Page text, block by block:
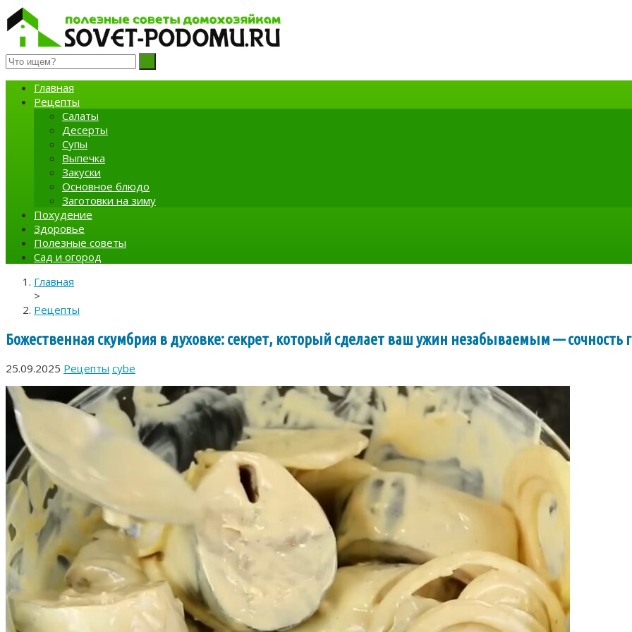
Полезные советы домохозяйкам
Главная
Рецепты
Салаты
Десерты
Супы
Выпечка
Закуски
Основное блюдо
Заготовки на зиму
Похудение
Здоровье
Полезные советы
Сад и огород
Главная
>
Рецепты
Божественная скумбрия в духовке: секрет, который сделает ваш ужин незабываемым — сочность
25.09.2025 Рецепты cybe